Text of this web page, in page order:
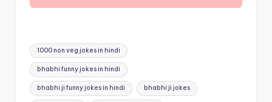
Tags:
1000 non veg jokes in hindi
bhabhi funny jokes in hindi
bhabhi ji funny jokes in hindi bhabhi ji jokes